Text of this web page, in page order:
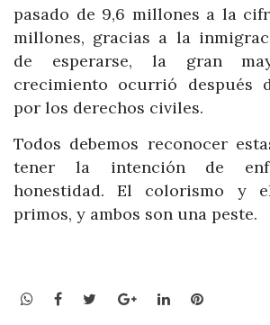
pasado de 9,6 millones a la
millones, gracias a la
de esperarse, la gran
crecimiento ocurrió después
por los derechos civiles.
Todos debemos reconocer
tener la intención de
honestidad. El colorismo y
primos, y ambos son una peste.
WhatsApp
Facebook
TwitterGoogle+LinkedInPinterest